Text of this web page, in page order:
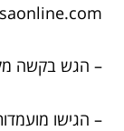
– הגש בקשה
– הגישו